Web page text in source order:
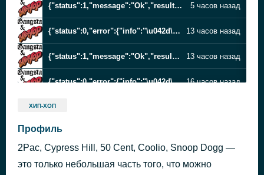
{"status":1,"message":"Ok","result":"Ok","errorCode":0} 0 5 часов назад
{"status":0,"error":{"info":"\u042d\u0442\u043e \u0440\u0435\u043a\u043b\u0430\u043c\u0430 \u0438\u043b\u0438 \u0434\u0436\u0438\u043d\u0433\u043b","code":201,"debug":"","extra":[]},"errorCode":201,"result":"\u042d\u0442\u043e \u0440\u0435\u043a\u043b\u0430\u043c\u0430 \u0438\u043b\u0438 \u0434\u0436\u0438\u043d\u0433\u043b"} 0 13 часов назад
{"status":1,"message":"Ok","result":"Ok","errorCode":0} 0 13 часов назад
{"status":0,"error":{"info":"\u042d\u0442\u043e \u0440\u0435\u043a\u043b\u0430\u043c\u0430 \u0438\u043b\u0438 \u0434\u0436\u0438\u043d\u0433\u043b","code":201,"debug":"","extra":[]},"errorCode":201,"result":"\u042d\u0442\u043e \u0440\u0435\u043a\u043b\u0430\u043c\u0430 \u0438\u043b\u0438 \u0434\u0436\u0438\u043d\u0433\u043b"} 0 16 часов назад
ХИП-ХОП
Профиль
2Pac, Cypress Hill, 50 Cent, Coolio, Snoop Dogg —
это только небольшая часть того, что можно